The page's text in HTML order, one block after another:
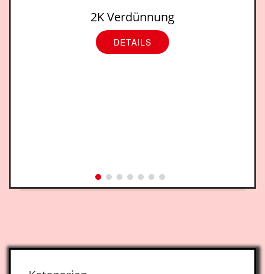
2K Verdünnung
DETAILS